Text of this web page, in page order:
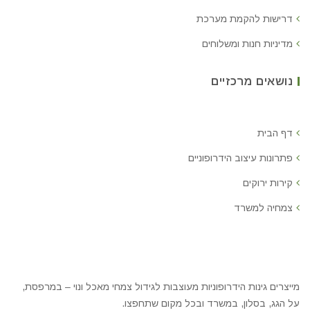
דרישות להקמת מערכת
מדיניות חנות ומשלוחים
נושאים מרכזיים
דף הבית
פתרונות עיצוב הידרופוניים
קירות ירוקים
צמחיה למשרד
מייצרים גינות הידרופוניות מעוצבות לגידול צמחי מאכל ונוי – במרפסת,
על הגג, בסלון, במשרד ובכל מקום שתחפצו.